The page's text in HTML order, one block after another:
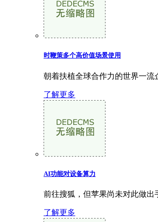
时鞭策多个高价值场景使用
朝着扶植全球合作力的世界一
了解更多
AI功能对设备算力
前往搜狐，但苹果尚未对此做出
了解更多